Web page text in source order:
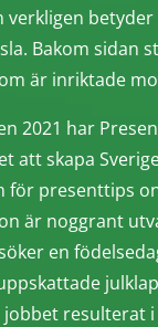
verkligen
Bakom sidan
är inriktade
2021 har
att skapa
för presenttips
är noggrant
en
jobbet resulterat